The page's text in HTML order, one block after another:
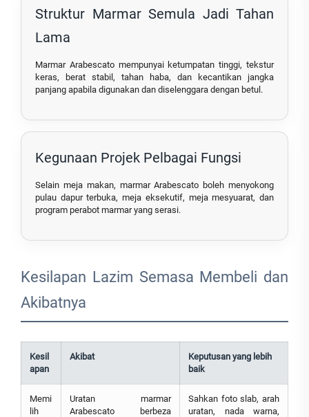
Struktur Marmar Semula Jadi Tahan
Lama
Marmar Arabescato mempunyai ketumpatan tinggi, tekstur
keras, berat stabil, tahan haba, dan kecantikan jangka
panjang apabila digunakan dan diselenggara dengan betul.
Kegunaan Projek Pelbagai Fungsi
Selain meja makan, marmar Arabescato boleh menyokong
pulau dapur terbuka, meja eksekutif, meja mesyuarat, dan
program perabot marmar yang serasi.
Kesilapan Lazim Semasa Membeli dan
Akibatnya
Kesil
apan
Akibat
Keputusan yang lebih
baik
Memi
lih
Uratan marmar
Arabescato berbeza
Sahkan foto slab, arah
uratan, nada warna,